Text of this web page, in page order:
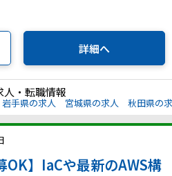
詳細へ
人・転職情報
岩手県の求人 宮城県の求人 秋田県の
OK】IaCや最新のAWS構